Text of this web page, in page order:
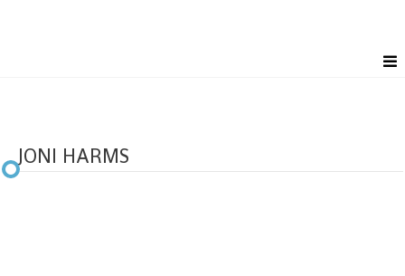
JONI HARMS